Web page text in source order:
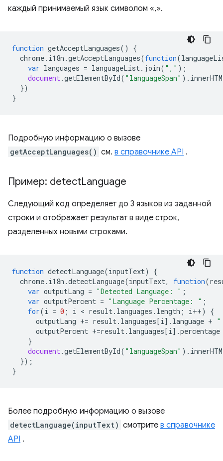
каждый принимаемый язык символом «,».
function getAcceptLanguages()
{
chrome. i18n .getAcceptLanguages(function(
var languages = languageList. join( "," );
document.getElementById( "languageSpan" ).
})
}
Подробную информацию о вызове
getAcceptLanguages() см. в справочнике API .
Пример: detectLanguage
Следующий код определяет до 3 языков из заданной
строки и отображает результат в виде строк,
разделенных новыми строками.
function detectLanguage(inputText)
{
chrome. i18n .detectLanguage(inputText, function(
var outputLang = "Detected Language: " ;
var outputPercent = "Language Percentage: " ;
for(i = 0 ; i < result. languages . length ; i++)
{
outputLang += result. languages[i]. language +
outputPercent +=result. languages[i].percentage
}
document.getElementById( "languageSpan" ).
});
}
Более подробную информацию о вызове
detectLanguage(inputText) смотрите в справочнике
API .